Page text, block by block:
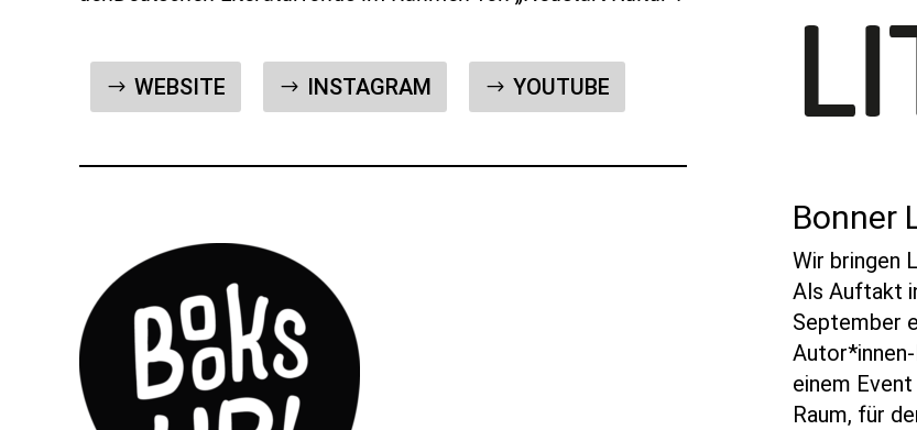
WEBSITE INSTAGRAM YOUTUBE
Bonner
Wir bringen
Als Auftakt
September
einem
Raum, für